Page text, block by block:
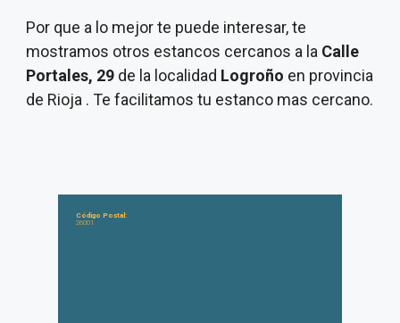
Por que a lo mejor te puede interesar, te
mostramos otros estancos cercanos a la Calle
Portales, 29 de la localidad Logroño en provincia
de Rioja . Te facilitamos tu estanco mas cercano.
Código Postal:
26001